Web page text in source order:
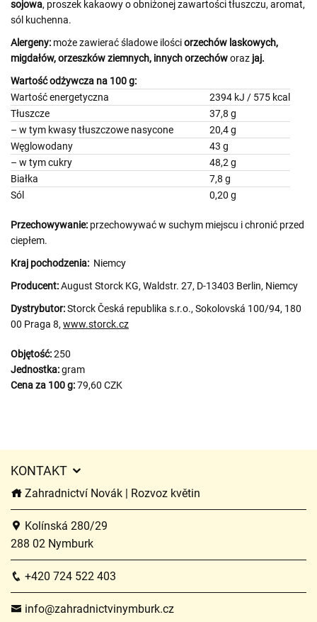
sojowa, proszek kakaowy o obniżonej zawartości tłuszczu, aromat,
sól kuchenna.
Alergeny: może zawierać śladowe ilościorzechów laskowych,
migdałów, orzeszków ziemnych, innych orzechóworaz jaj.
Wartość odżywcza na 100 g:
Wartość energetyczna
2394 kJ / 575 kcal
Tłuszcze
37,8 g
– w tym kwasy tłuszczowe nasycone 20,4 g
Węglowodany
43 g
– w tym cukry
48,2 g
Białka
7,8 g
Sól
0,20 g
Przechowywanie: przechowywać w suchym miejscu i chronić przed
ciepłem.
Kraj pochodzenia: Niemcy
Producent:August Storck KG, Waldstr. 27, D-13403 Berlin, Niemcy
Dystrybutor:Storck Česká republika s.r.o., Sokolovská 100/94, 180
00 Praga 8, www.storck.cz
Objętość:250
Jednostka:gram
Cena za 100 g:79,60 CZK
KONTAKT
Zahradnictví Novák | Rozvoz květin
Kolínská 280/29
288 02 Nymburk
+420 724 522 403
info@zahradnictvinymburk.cz